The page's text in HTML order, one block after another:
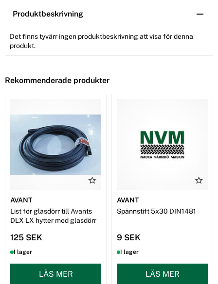
Produktbeskrivning
Det finns tyvärr ingen produktbeskrivning att visa för denna
produkt.
Rekommenderade produkter
AVANT
List för glasdörr till Avants
DLX LX hytter med glasdörr
125 SEK
I lager
LÄS MER
AVANT
Spännstift 5x30 DIN1481
9 SEK
I lager
LÄS MER